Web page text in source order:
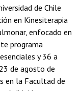
de Chile
en Kinesiterapia
enfocado en
programa
y 36 a
de agosto de
en la Facultad de